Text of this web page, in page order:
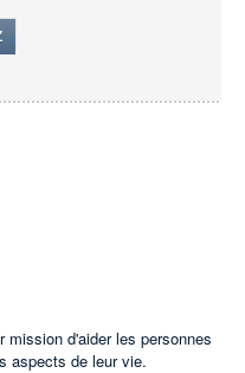
mission d'aider les personnes
aspects de leur vie.